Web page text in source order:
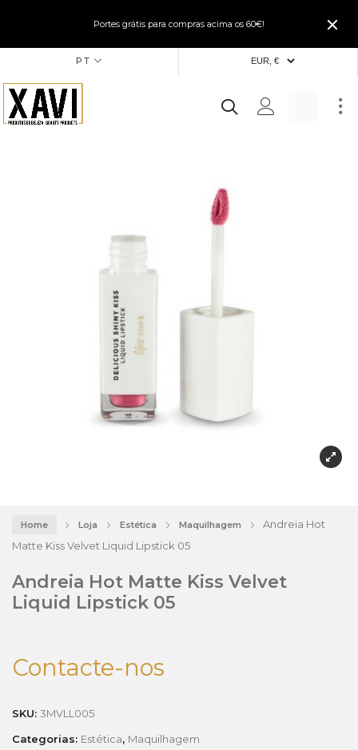
Portes grátis para compras acima os 60€!
PT
Home Loja Estética Maquilhagem
Andreia Hot
Matte Kiss Velvet Liquid Lipstick 05
Andreia Hot Matte Kiss Velvet
Liquid Lipstick 05
Contacte-nos
SKU: 3MVLL005
Categorias: Estética, Maquilhagem